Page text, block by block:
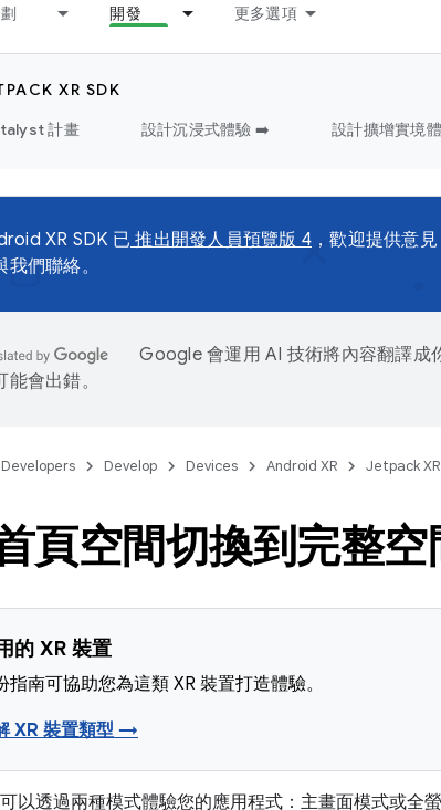
開發 更多選項
XR SDK
計畫 設計沉浸式體驗 ➡️ 設計擴增實境
XR SDK 已 推出開發人員預覽版 4 ，歡迎提供意
我們聯絡。
Google 會運用 AI 技術將內容翻譯成
能會出錯。
Develop Devices Android XR Jetpack
頁空間切換到完整空
的 XR 裝置
指南可協助您為這類 XR 裝置打造體驗。
XR 裝置類型 →
以透過兩種模式體驗您的應用程式：主畫面模式或全